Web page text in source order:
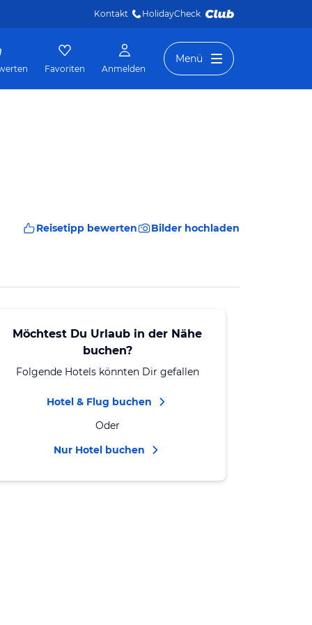
Kontakt HolidayCheck
Favoriten Anmelden
Menü
Reisetipp bewerten Bilder hochladen
Möchtest Du Urlaub in der Nähe
buchen?
Folgende Hotels könnten Dir gefallen
Hotel & Flug buchen
Oder
Nur Hotel buchen